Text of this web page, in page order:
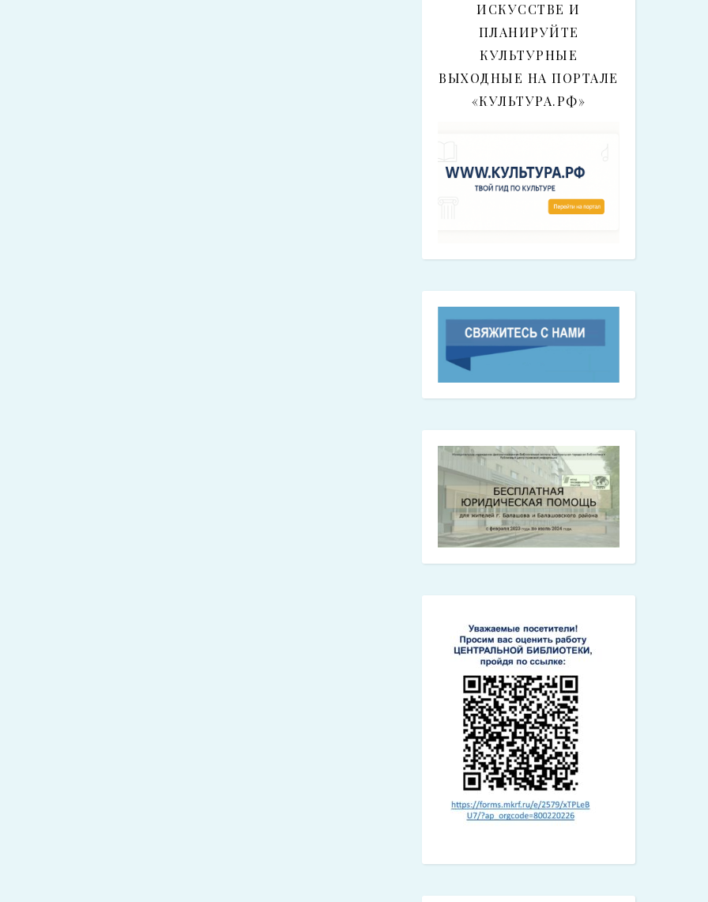
ИСКУССТВЕ И
ПЛАНИРУЙТЕ
КУЛЬТУРНЫЕ
ВЫХОДНЫЕ НА ПОРТАЛЕ
«КУЛЬТУРА.РФ»